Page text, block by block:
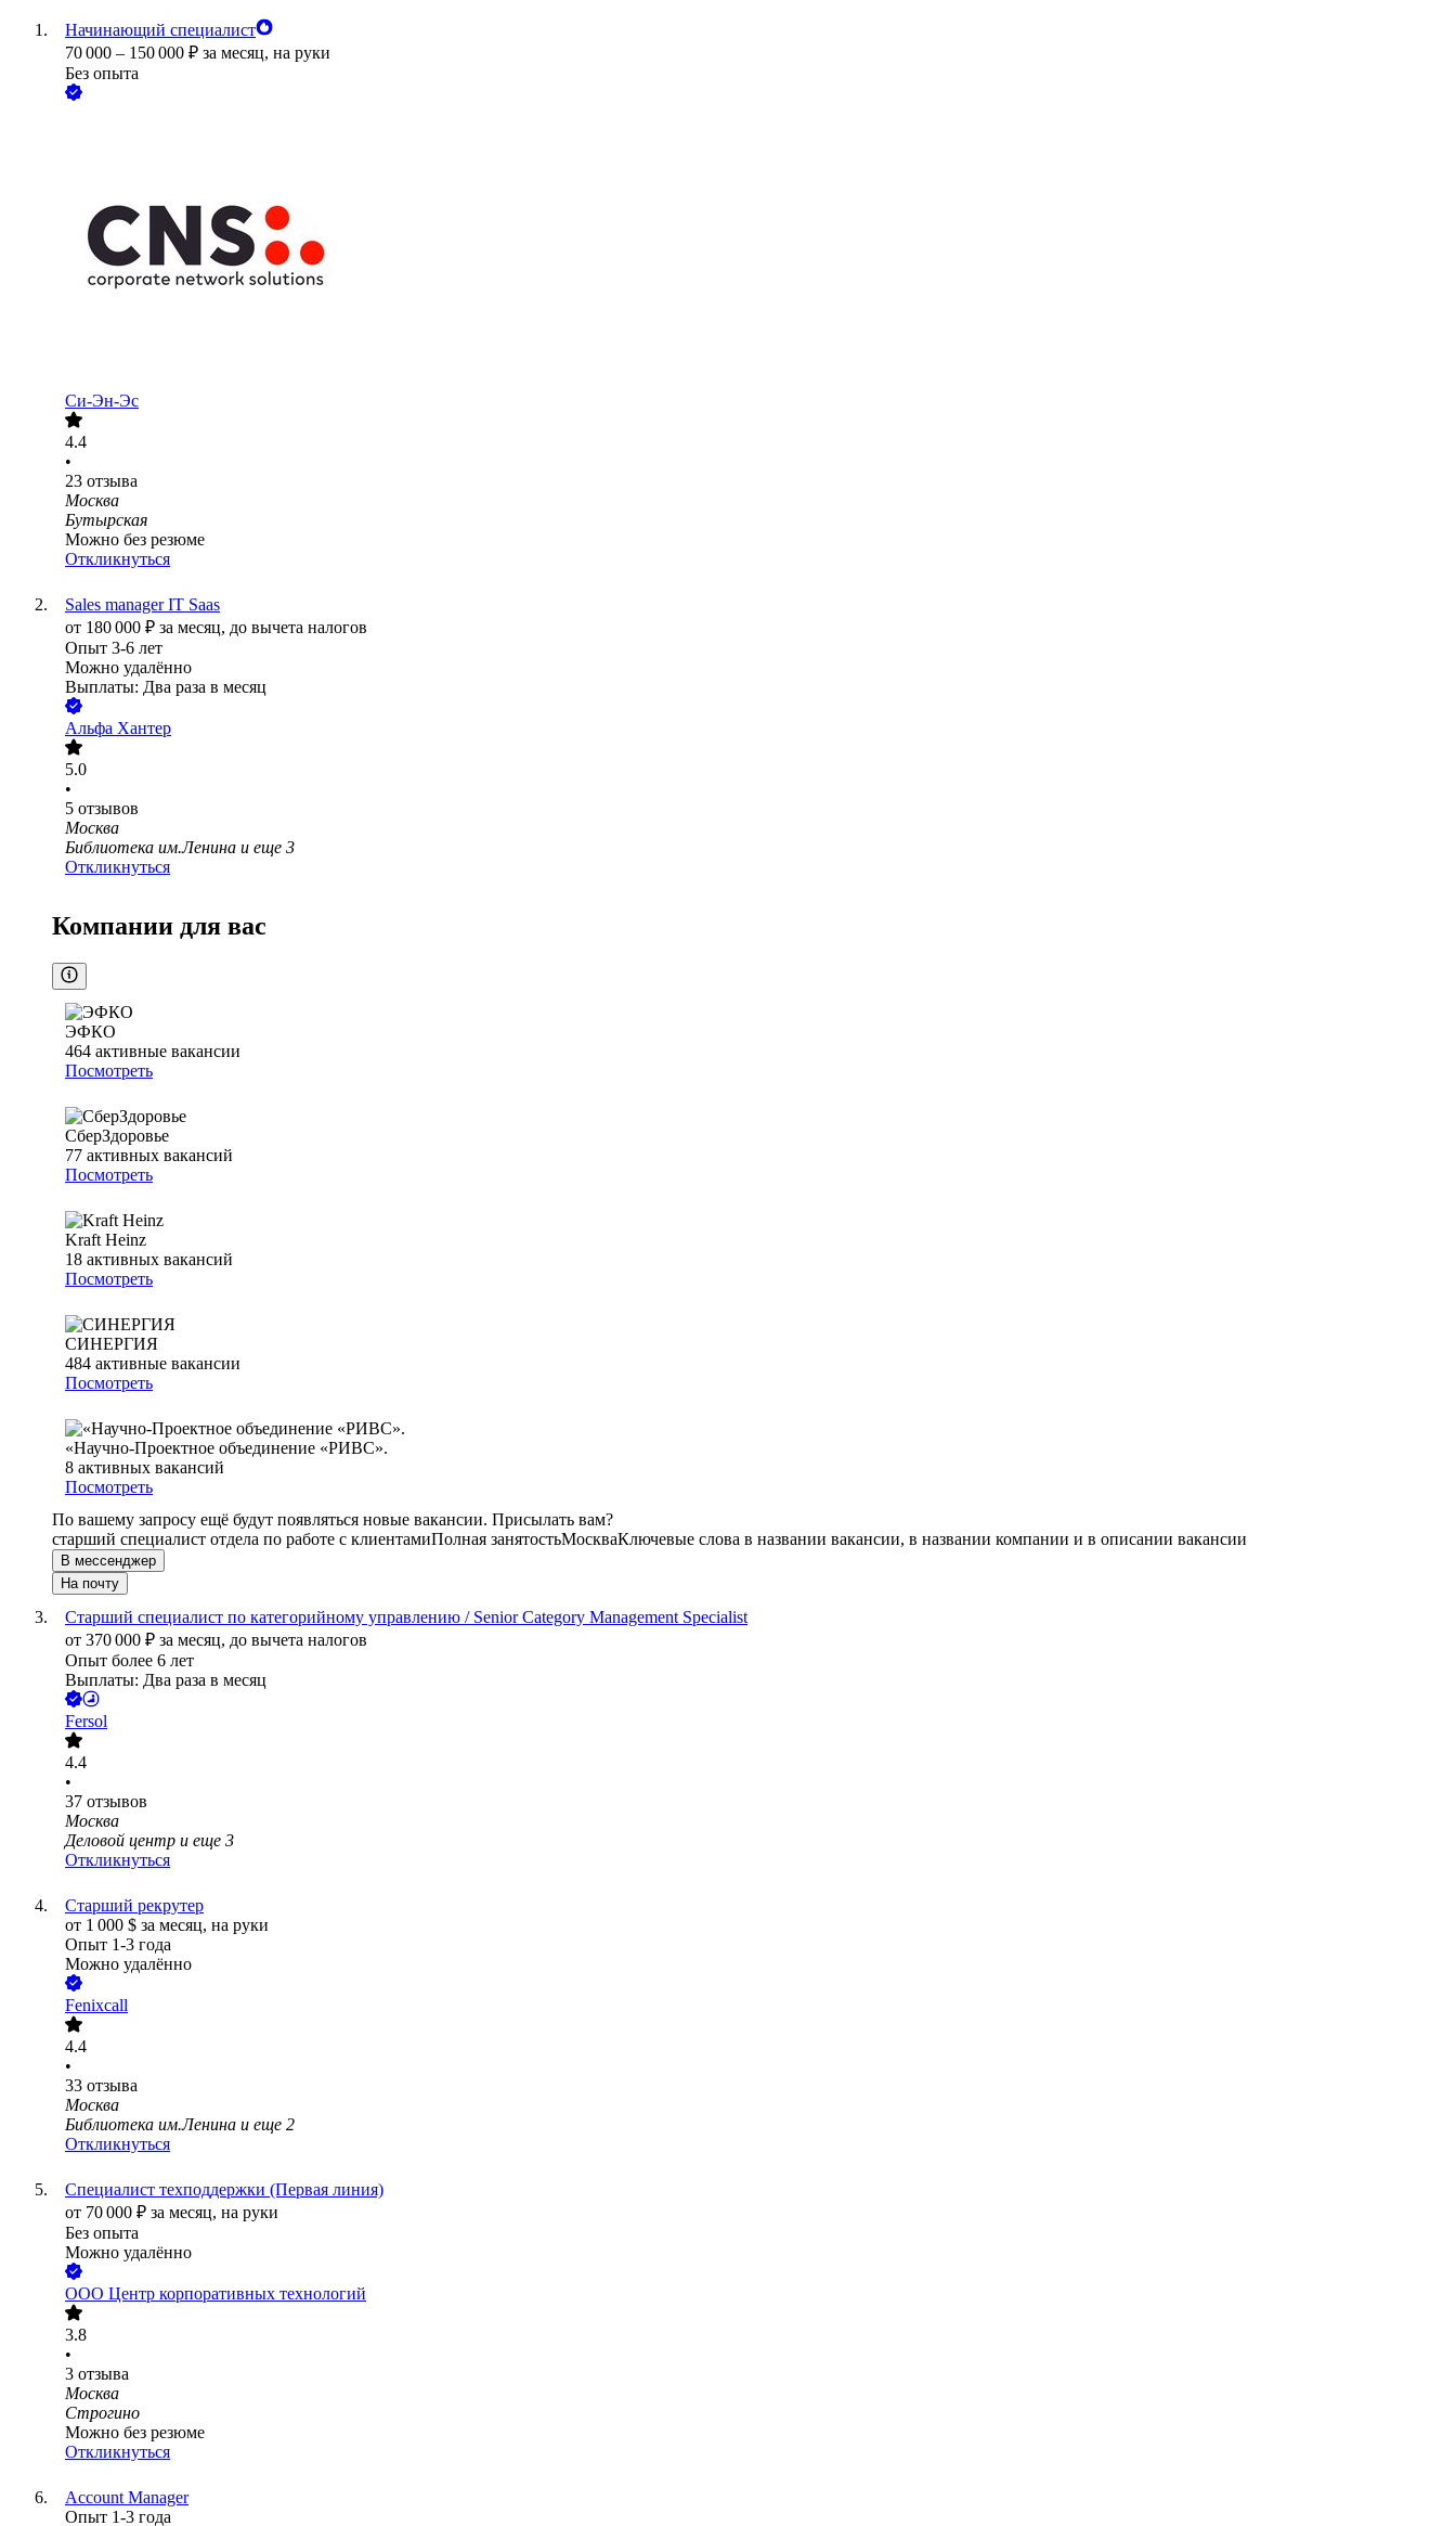
Начинающий специалист
70 000 – 150 000 ₽ за месяц, на руки
Без опыта
Си-Эн-Эс
4.4
•
23 отзыва
Москва
Бутырская
Можно без резюме
Откликнуться
Sales manager IT Saas
от 180 000 ₽ за месяц, до вычета налогов
Опыт 3-6 лет
Можно удалённо
Выплаты: Два раза в месяц
Альфа Хантер
5.0
•
5 отзывов
Москва
Библиотека им.Ленина и еще 3
Откликнуться
Компании для вас
ЭФКО
464 активные вакансии
Посмотреть
СберЗдоровье
77 активных вакансий
Посмотреть
Kraft Heinz
18 активных вакансий
Посмотреть
СИНЕРГИЯ
484 активные вакансии
Посмотреть
«Научно-Проектное объединение «РИВС».
8 активных вакансий
Посмотреть
По вашему запросу ещё будут появляться новые вакансии. Присылать вам?
старший специалист отдела по работе с клиентамиПолная занятостьМоскваКлючевые слова в названии вакансии, в названии компании и в описании вакансии
В мессенджер
На почту
Старший специалист по категорийному управлению / Senior Category Management Specialist
от 370 000 ₽ за месяц, до вычета налогов
Опыт более 6 лет
Выплаты: Два раза в месяц
Fersol
4.4
•
37 отзывов
Москва
Деловой центр и еще 3
Откликнуться
Старший рекрутер
от 1 000 $ за месяц, на руки
Опыт 1-3 года
Можно удалённо
Fenixcall
4.4
•
33 отзыва
Москва
Библиотека им.Ленина и еще 2
Откликнуться
Специалист техподдержки (Первая линия)
от 70 000 ₽ за месяц, на руки
Без опыта
Можно удалённо
ООО Центр корпоративных технологий
3.8
•
3 отзыва
Москва
Строгино
Можно без резюме
Откликнуться
Account Manager
Опыт 1-3 года